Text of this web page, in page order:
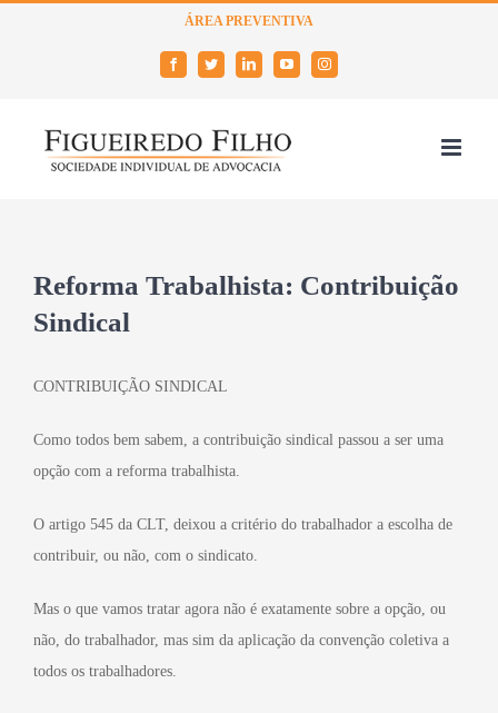
ÁREA PREVENTIVA
FacebookTwitterLinkedInYouTubeInstagram
Reforma Trabalhista: Contribuição
Sindical
CONTRIBUIÇÃO SINDICAL
Como todos bem sabem, a contribuição sindical passou a ser uma
opção com a reforma trabalhista.
O artigo 545 da CLT, deixou a critério do trabalhador a escolha de
contribuir, ou não, com o sindicato.
Mas o que vamos tratar agora não é exatamente sobre a opção, ou
não, do trabalhador, mas sim da aplicação da convenção coletiva a
todos os trabalhadores.